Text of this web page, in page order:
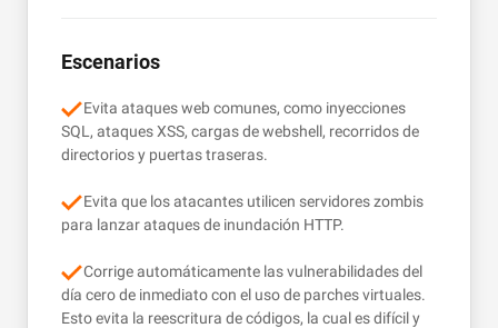
Escenarios
Evita ataques web comunes, como inyecciones
SQL, ataques XSS, cargas de webshell, recorridos de
directorios y puertas traseras.
Evita que los atacantes utilicen servidores zombis
para lanzar ataques de inundación HTTP.
Corrige automáticamente las vulnerabilidades del
día cero de inmediato con el uso de parches virtuales.
Esto evita la reescritura de códigos, la cual es difícil y